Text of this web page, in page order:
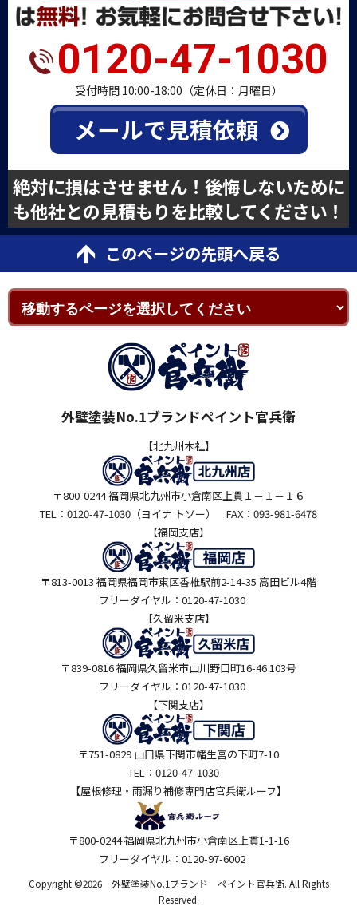
0120-47-1030
受付時間 10:00-18:00（定休日：月曜日）
メールで見積依頼
絶対に損はさせません！後悔しないために
も他社との見積もりを比較してください！
このページの先頭へ戻る
外壁塗装No.1ブランドペイント官兵衛
【北九州本社】
〒800-0244 福岡県北九州市小倉南区上貫１－１－１６
TEL：0120-47-1030（ヨイナ トソー） FAX：093-981-6478
【福岡支店】
〒813-0013 福岡県福岡市東区香椎駅前2-14-35 高田ビル4階
フリーダイヤル：0120-47-1030
【久留米支店】
〒839-0816 福岡県久留米市山川野口町16-46 103号
フリーダイヤル：0120-47-1030
【下関支店】
〒751-0829 山口県下関市幡生宮の下町7-10
TEL：0120-47-1030
【屋根修理・雨漏り補修専門店官兵衛ルーフ】
〒800-0244 福岡県北九州市小倉南区上貫1-1-16
フリーダイヤル：0120-97-6002
Copyright ©2026 外壁塗装No.1ブランド ペイント官兵衛. All Rights
Reserved.